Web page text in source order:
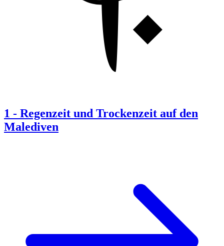
1 - Regenzeit und Trockenzeit auf den
Malediven